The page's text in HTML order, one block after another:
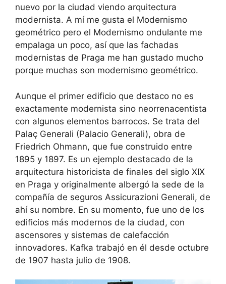
nuevo por la ciudad viendo arquitectura
modernista. A mí me gusta el Modernismo
geométrico pero el Modernismo ondulante me
empalaga un poco, así que las fachadas
modernistas de Praga me han gustado mucho
porque muchas son modernismo geométrico.
Aunque el primer edificio que destaco no es
exactamente modernista sino neorrenacentista
con algunos elementos barrocos. Se trata del
Palaç Generali (Palacio Generali), obra de
Friedrich Ohmann, que fue construido entre
1895 y 1897. Es un ejemplo destacado de la
arquitectura historicista de finales del siglo XIX
en Praga y originalmente albergó la sede de la
compañía de seguros Assicurazioni Generali, de
ahí su nombre. En su momento, fue uno de los
edificios más modernos de la ciudad, con
ascensores y sistemas de calefacción
innovadores. Kafka trabajó en él desde octubre
de 1907 hasta julio de 1908.